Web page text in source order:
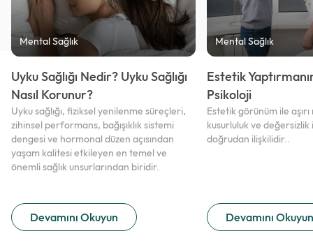
Mental Sağlık
Uyku Sağlığı Nedir? Uyku Sağlığı
Nasıl Korunur?
Devamını Okuyun
Uyku sağlığı, fiziksel yenilenme süreçleri,
zihinsel performans, bağışıklık sistemi
dengesi ve hormonal düzen açısından
yaşam kalitesi etkileyen en temel ve
önemli sağlık unsurlarından biridir.
Mental Sağlık
Estetik
Psikoloji
Devamını Okuyun
Estetik görünüm ile
kusurluluk ve değersizlik
doğrudan ilişkilidir..